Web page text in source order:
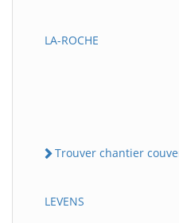
LA-ROCHE
Trouver chantier
LEVENS